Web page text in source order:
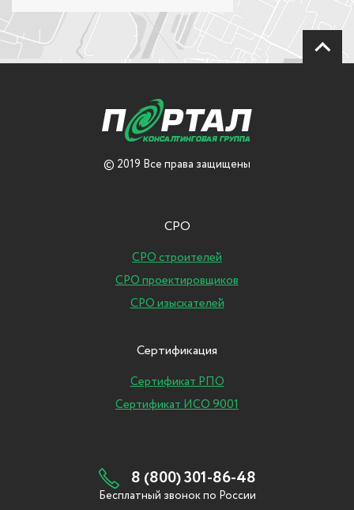
© 2019 Все права защищены
СРО
СРО строителей
СРО проектировщиков
СРО изыскателей
Сертификация
Сертификат РПО
Сертификат ИСО 9001
8 (800) 301-86-48
Бесплатный звонок по России